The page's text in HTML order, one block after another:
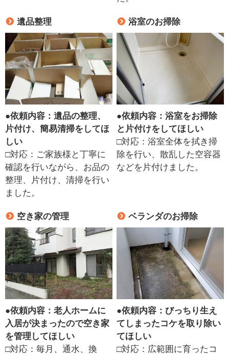
遺品整理
●依頼内容：遺品の整理、
片付け、簡易清掃をしてほ
しい
□対応：ご家族様と丁寧に
確認を行いながら、お品の
整理、片付け、清掃を行い
ました。
浴室のお掃除
●依頼内容：浴室をお掃除
と片付けをしてほしい
□対応：浴室全体を拭き掃
除を行い、散乱した空容器
などを片付けました。
空き家の管理
●依頼内容：老人ホームに
入居が決まったので空き家
を管理してほしい
□対応：毎月、通水、換
ベランダのお掃除
●依頼内容：びっちり生え
てしまったコケを取り除い
てほしい
□対応：広範囲に育ったコ